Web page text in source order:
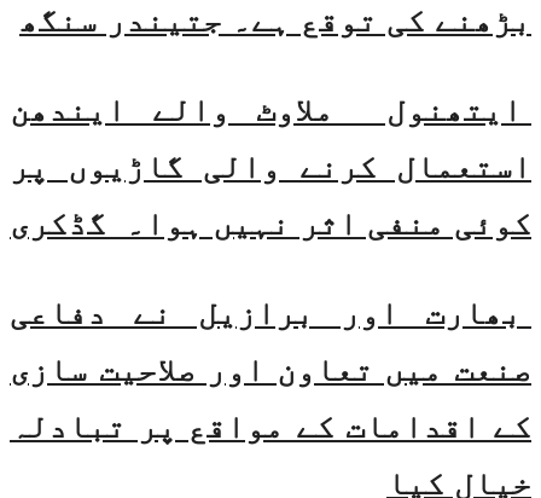
بڑھنے کی توقع ہے۔ جتیندر سنگھ
ایتھنول ملاوٹ والے ایندھن
استعمال کرنے والی گاڑیوں پر
کوئی منفی اثر نہیں ہوا۔ گڈکری
بھارت اور برازیل نے دفاعی
صنعت میں تعاون اور صلاحیت سازی
کے اقدامات کے مواقع پر تبادلہ
خیال کیا